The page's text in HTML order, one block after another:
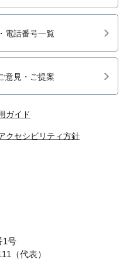
電話番号一覧
意見・ご提案
ガイド
クセシビリティ方針
1号
（代表）